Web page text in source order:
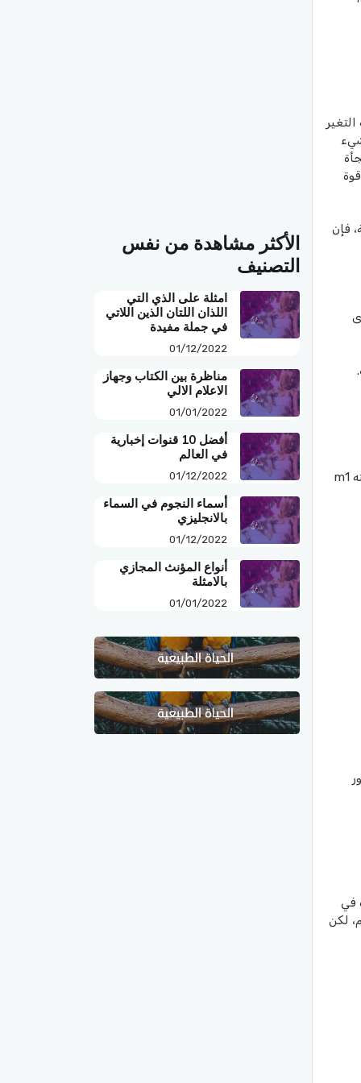
فإن
لفهم كيفية ارتباط الكتلة بالقصور الذاتي ، ضع في اعتبارك أن هناك قوة ثابتة Fc تؤثر على جسمين مختلفين، الجسم الأول كتلته m1
في
لكن
الأكثر مشاهدة من نفس
التصنيف
امثلة على الذي التي
اللذان اللتان الذين اللاتي
في جملة مفيدة
01/12/2022
مناظرة بين الكتاب وجهاز
الاعلام الالي
01/01/2022
أفضل 10 قنوات إخبارية
في العالم
01/12/2022
أسماء النجوم في السماء
بالانجليزي
01/12/2022
أنواع المؤنث المجازي
بالامثلة
01/01/2022